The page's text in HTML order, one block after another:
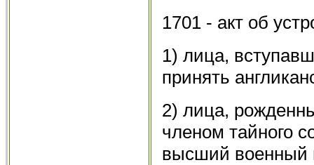
1701 - акт об
1) лица,
принять
2) лица,
членом тайного
высший военный